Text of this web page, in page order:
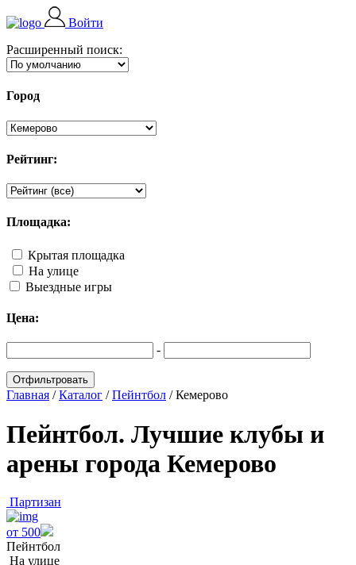
Войти
Расширенный поиск:
Город
Рейтинг:
Площадка:
Крытая площадка
На улице
Выездные игры
Цена:
-
Главная /Каталог /Пейнтбол /Кемерово
Пейнтбол. Лучшие клубы и
арены города Кемерово
Партизан
от 500
Пейнтбол
На улице